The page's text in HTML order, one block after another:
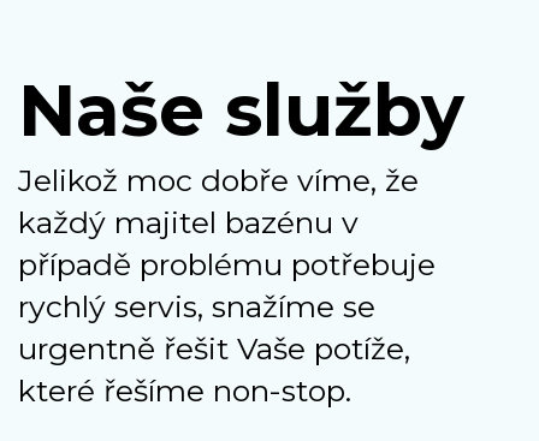
Naše služby
Jelikož moc dobře víme, že
každý majitel bazénu v
případě problému potřebuje
rychlý servis, snažíme se
urgentně řešit Vaše potíže,
které řešíme non-stop.